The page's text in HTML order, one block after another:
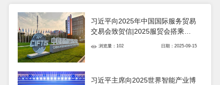
习近平向2025年中国国际服务贸易
交易会致贺信|2025服贸会搭乘数
智快车，驶向更高水平对外开放！
浏览量：102 日期：2025-09-15
习近平主席向2025世界智能产业博